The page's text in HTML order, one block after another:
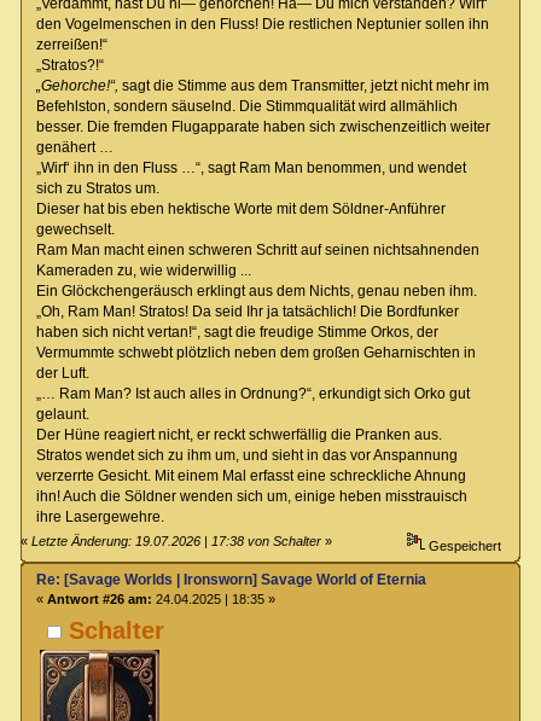
„Verdammt, hast Du ni— gehorchen! Ha— Du mich verstanden? Wirf‘
den Vogelmenschen in den Fluss! Die restlichen Neptunier sollen ihn
zerreißen!“
„Stratos?!“
„Gehorche!“, sagt die Stimme aus dem Transmitter, jetzt nicht mehr im
Befehlston, sondern säuselnd. Die Stimmqualität wird allmählich
besser. Die fremden Flugapparate haben sich zwischenzeitlich weiter
genähert …
„Wirf‘ ihn in den Fluss …“, sagt Ram Man benommen, und wendet
sich zu Stratos um.
Dieser hat bis eben hektische Worte mit dem Söldner-Anführer
gewechselt.
Ram Man macht einen schweren Schritt auf seinen nichtsahnenden
Kameraden zu, wie widerwillig ...
Ein Glöckchengeräusch erklingt aus dem Nichts, genau neben ihm.
„Oh, Ram Man! Stratos! Da seid Ihr ja tatsächlich! Die Bordfunker
haben sich nicht vertan!“, sagt die freudige Stimme Orkos, der
Vermummte schwebt plötzlich neben dem großen Geharnischten in
der Luft.
„… Ram Man? Ist auch alles in Ordnung?“, erkundigt sich Orko gut
gelaunt.
Der Hüne reagiert nicht, er reckt schwerfällig die Pranken aus.
Stratos wendet sich zu ihm um, und sieht in das vor Anspannung
verzerrte Gesicht. Mit einem Mal erfasst eine schreckliche Ahnung
ihn! Auch die Söldner wenden sich um, einige heben misstrauisch
ihre Lasergewehre.
«Letzte Änderung: 19.07.2026 | 17:38 von Schalter » Gespeichert
Schalter
Re: [Savage Worlds | Ironsworn] Savage World of Eternia
« Antwort #26 am: 24.04.2025 | 18:35 »